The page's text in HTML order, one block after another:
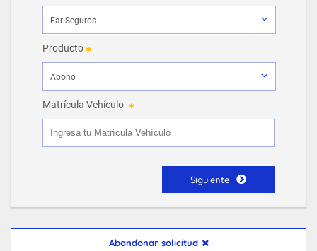
Producto
Matrícula Vehículo
Siguiente
Abandonar solicitud